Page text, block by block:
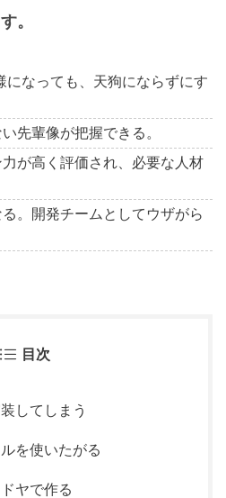
。
になっても、天狗にならずにす
先輩像が把握できる。
が高く評価され、必要な人材
。開発チームとしてウザがら
目次
してしまう
を使いたがる
ヤで作る